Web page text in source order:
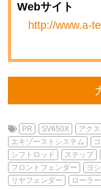
Webサイト
http://www.a-
PR SV650X アク
エキゾーストシステム
シフトロッド
ステップ
フロントフェンダー
ヨ
リヤフェンダー
ローラー